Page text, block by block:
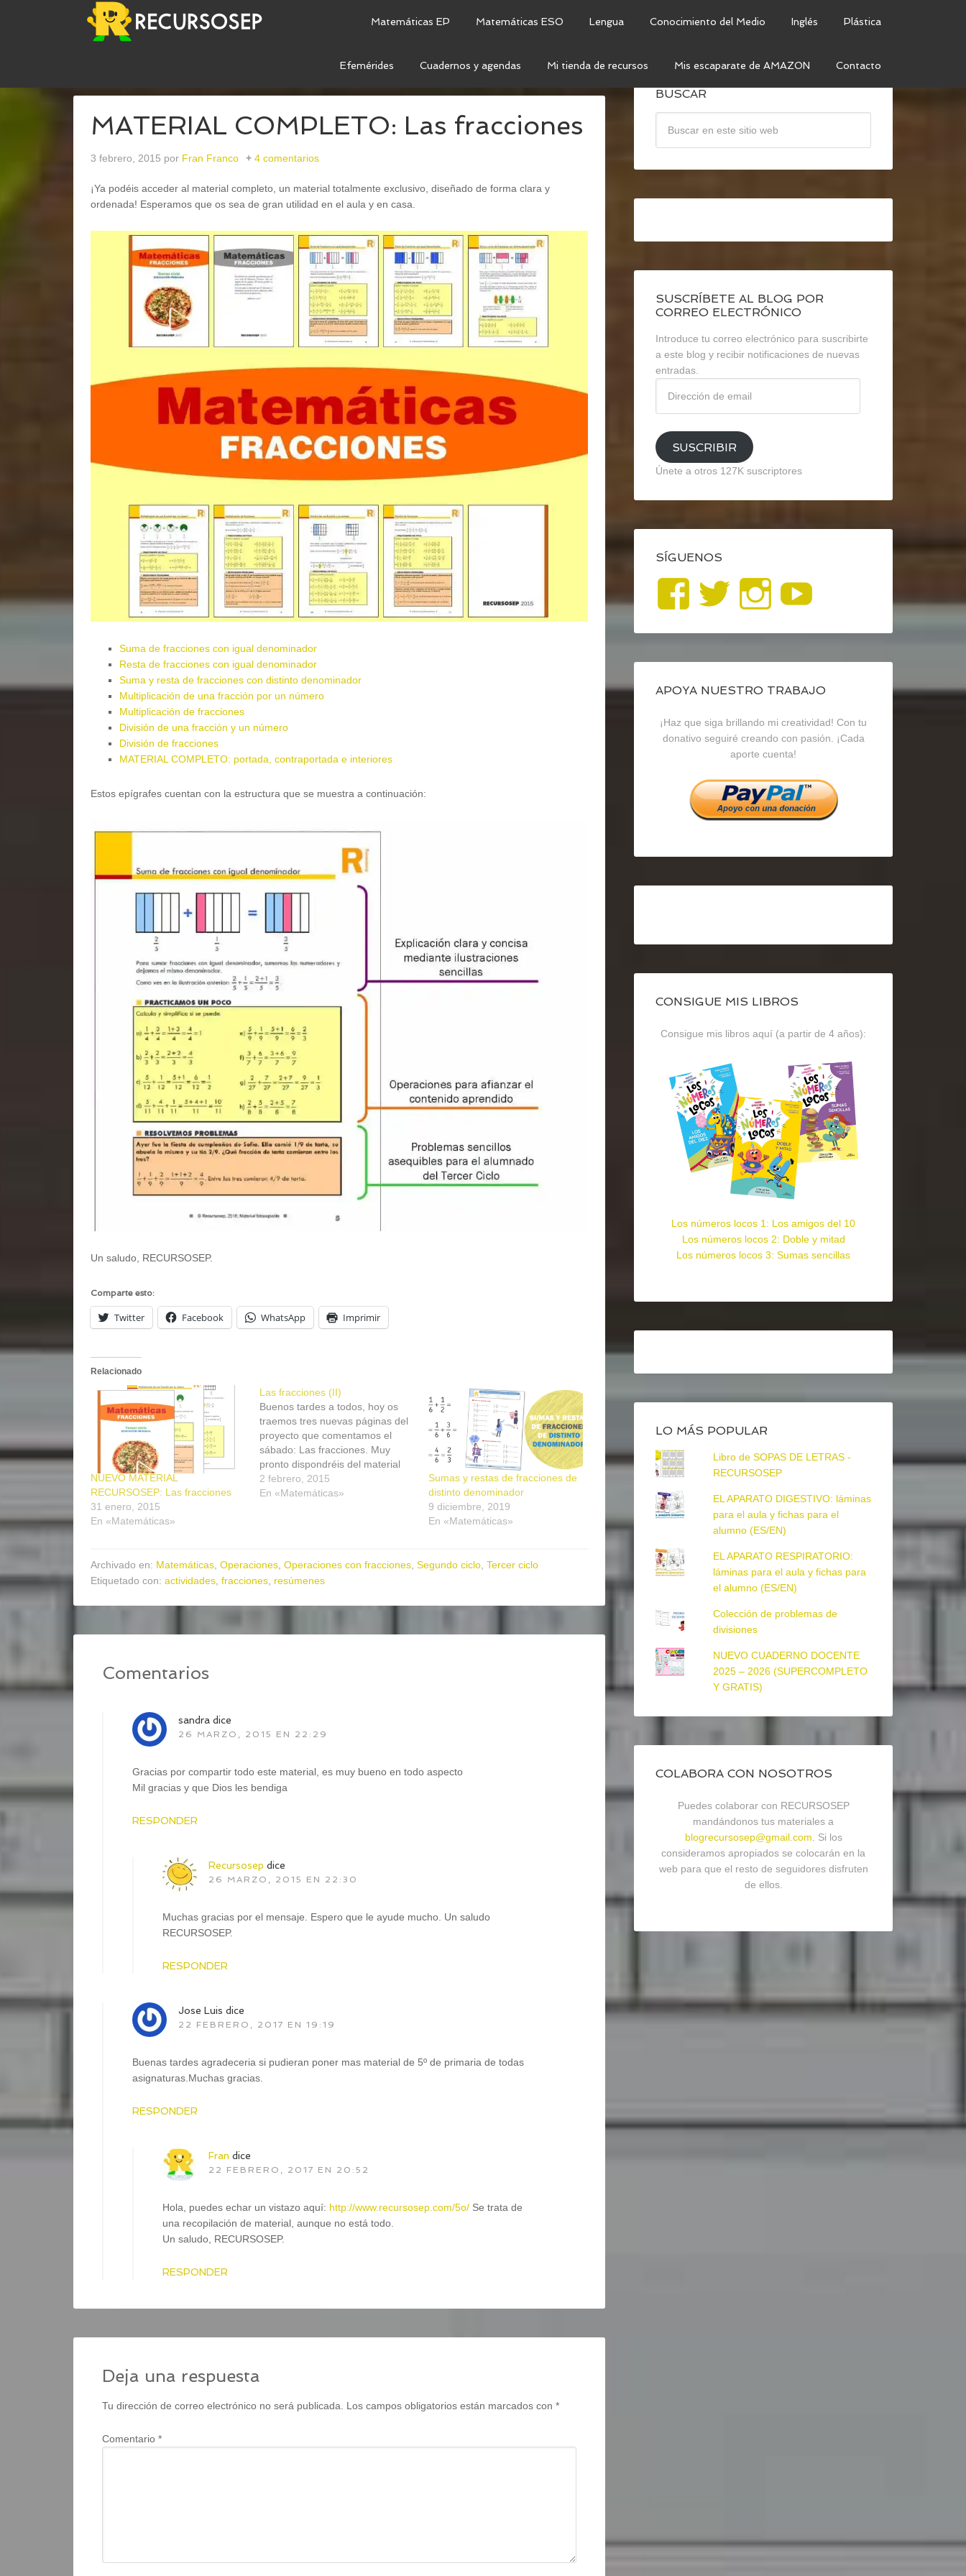
Matemáticas EP Matemáticas ESO Lengua Conocimiento del Medio Inglés Plástica
Efemérides Cuadernos y agendas Mi tienda de recursos Mis escaparate de AMAZON Contacto
MATERIAL COMPLETO: LAS FRACCIONES
MATERIAL COMPLETO: Las fracciones
3 febrero, 2015 por Fran Franco 4 comentarios
¡Ya podéis acceder al material completo, un material totalmente exclusivo, diseñado de forma clara y
ordenada! Esperamos que os sea de gran utilidad en el aula y en casa.
Suma de fracciones con igual denominador
Resta de fracciones con igual denominador
Suma y resta de fracciones con distinto denominador
Multiplicación de una fracción por un número
Multiplicación de fracciones
División de una fracción y un número
División de fracciones
MATERIAL COMPLETO: portada, contraportada e interiores
Estos epígrafes cuentan con la estructura que se muestra a continuación:
Un saludo, RECURSOSEP.
Comparte esto:
Twitter Facebook WhatsApp Imprimir
Relacionado
NUEVO MATERIAL
RECURSOSEP: Las fracciones
31 enero, 2015
En «Matemáticas»
Las fracciones (II)
Buenos tardes a todos, hoy os
traemos tres nuevas páginas del
proyecto que comentamos el
sábado: Las fracciones. Muy
pronto dispondréis del material
completo en formato PDF, ideal
para el alumnado y el
2 febrero, 2015
En «Matemáticas»
Sumas y restas de fracciones de
distinto denominador
9 diciembre, 2019
En «Matemáticas»
Archivado en: Matemáticas Operaciones Operaciones con fracciones Segundo ciclo Tercer ciclo
Etiquetado con: actividades fracciones resúmenes
Comentarios
sandra dice
26 MARZO, 2015 EN 22:29
Gracias por compartir todo este material, es muy bueno en todo aspecto
Mil gracias y que Dios les bendiga
RESPONDER
Recursosep dice
26 MARZO, 2015 EN 22:30
Muchas gracias por el mensaje. Espero que le ayude mucho. Un saludo
RECURSOSEP.
RESPONDER
Jose Luis dice
22 FEBRERO, 2017 EN 19:19
Buenas tardes agradeceria si pudieran poner mas material de 5º de primaria de todas
asignaturas.Muchas gracias.
RESPONDER
Fran dice
22 FEBRERO, 2017 EN 20:52
Hola, puedes echar un vistazo aquí: http://www.recursosep.com/5o/ Se trata de
una recopilación de material, aunque no está todo.
Un saludo, RECURSOSEP.
RESPONDER
Deja una respuesta
Tu dirección de correo electrónico no será publicada. Los campos obligatorios están marcados con *
Comentario *
BUSCAR
SUSCRÍBETE AL BLOG POR
CORREO ELECTRÓNICO
Introduce tu correo electrónico para suscribirte
a este blog y recibir notificaciones de nuevas
entradas.
email
SUSCRIBIR
Únete a otros 127K suscriptores
SÍGUENOS
Ver
perfil
de
blogrecursosep
en
Facebook
Ver
perfil
de
recursosep
en
Twitter
Ver
perfil
de
recursosep
en
Instagram
YouTube
APOYA NUESTRO TRABAJO
¡Haz que siga brillando mi creatividad! Con tu
donativo seguiré creando con pasión. ¡Cada
aporte cuenta!
CONSIGUE MIS LIBROS
Consigue mis libros aquí (a partir de 4 años):
Los números locos 1: Los amigos del 10
Los números locos 2: Doble y mitad
Los números locos 3: Sumas sencillas
LO MÁS POPULAR
Libro de SOPAS DE LETRAS -
RECURSOSEP
EL APARATO DIGESTIVO: láminas
para el aula y fichas para el
alumno (ES/EN)
EL APARATO RESPIRATORIO:
láminas para el aula y fichas para
el alumno (ES/EN)
Colección de problemas de
divisiones
NUEVO CUADERNO DOCENTE
2025 – 2026 (SUPERCOMPLETO
Y GRATIS)
COLABORA CON NOSOTROS
Puedes colaborar con RECURSOSEP
mandándonos tus materiales a
blogrecursosep@gmail.com . Si los
consideramos apropiados se colocarán en la
web para que el resto de seguidores disfruten
de ellos.